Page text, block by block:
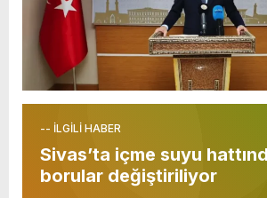
-- İLGİLİ HABER
Sivas’ta içme suyu
borular değiştiriliyor